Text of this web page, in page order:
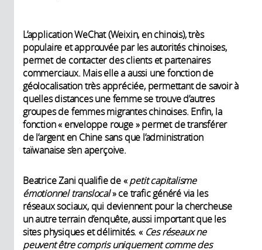
L’application WeChat (Weixin, en chinois), très
populaire et approuvée par les autorités chinoises,
permet de contacter des clients et partenaires
commerciaux. Mais elle a aussi une fonction de
géolocalisation très appréciée, permettant de savoir à
quelles distances une femme se trouve d’autres
groupes de femmes migrantes chinoises. Enfin, la
fonction « enveloppe rouge » permet de transférer
de l’argent en Chine sans que l’administration
taïwanaise s’en aperçoive.
Beatrice Zani qualifie de «petit capitalisme
émotionnel translocal» ce trafic généré via les
réseaux sociaux, qui deviennent pour la chercheuse
un autre terrain d’enquête, aussi important que les
sites physiques et délimités. « Ces réseaux ne
peuvent être compris uniquement comme des